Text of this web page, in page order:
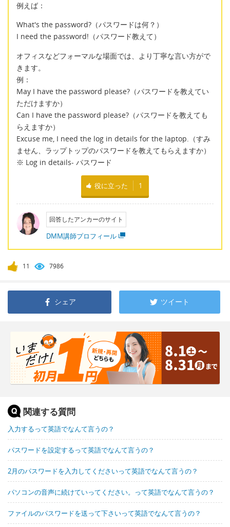
例えば：
What's the password?（パスワードは何？）
I need the password!（パスワード教えて）
オフィスなどフォーマルな場面では、より丁寧な言い方がで
きます。
例：
May I have the password please?（パスワードを教えてい
ただけますか）
Can I have the password please?（パスワードを教えても
らえますか）
Excuse me, I need the log in details for the laptop.（すみ
ません、ラップトップのパスワードを教えてもらえますか）
※ Log in details- パスワード
役に立った 1
回答したアンカーのサイト
DMM講師プロフィール
11 7986
シェア ツイート
関連する質問
入力するって英語でなんて言うの？
パスワードを設定するって英語でなんて言うの？
2月のパスワードを入力してくださいって英語でなんて言うの？
パソコンの音声に続けていってください。って英語でなんて言うの？
ファイルのパスワードを送って下さいって英語でなんて言うの？